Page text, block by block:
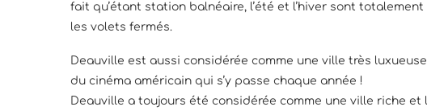
fait qu’étant station balnéaire, l’été et l’hiver sont
les volets fermés.
Deauville est aussi considérée comme une ville très
du cinéma américain qui s’y passe chaque année !
Deauville a toujours été considérée comme une ville riche